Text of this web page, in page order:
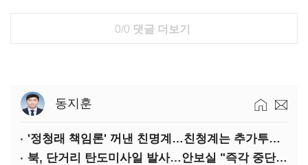
0/0 댓글 더보기
동지훈
'정청래 책임론' 꺼낸 친명계…친청계는 추가투표 때리기
북, 단거리 탄도미사일 발사…안보실 "즉각 중단 촉구"